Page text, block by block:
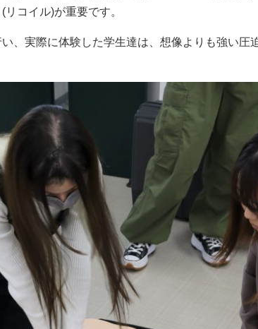
コイル)が重要です。
、実際に体験した学生達は、想像よりも強い圧